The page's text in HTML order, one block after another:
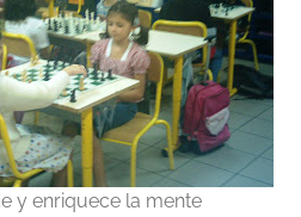
la mente